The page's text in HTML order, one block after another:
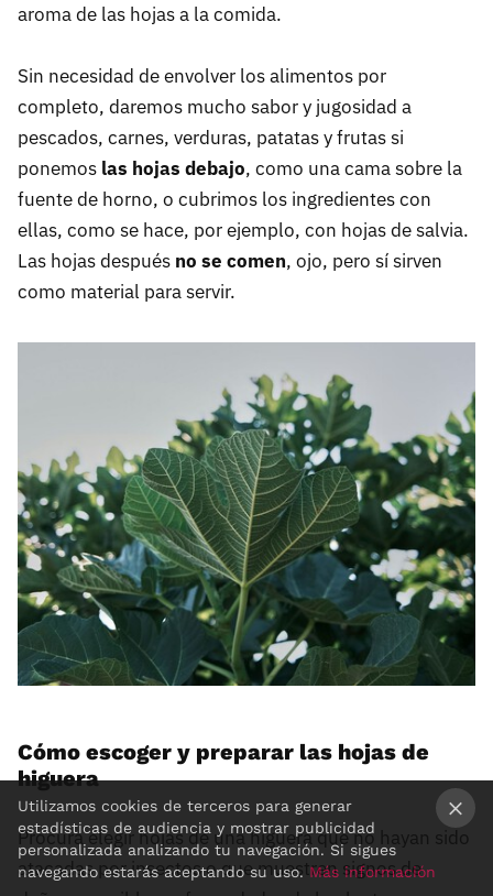
aroma de las hojas a la comida.
Sin necesidad de envolver los alimentos por
completo, daremos mucho sabor y jugosidad a
pescados, carnes, verduras, patatas y frutas si
ponemos las hojas debajo, como una cama sobre la
fuente de horno, o cubrimos los ingredientes con
ellas, como se hace, por ejemplo, con hojas de salvia.
Las hojas después no se comen, ojo, pero sí sirven
como material para servir.
Cómo escoger y preparar las hojas de
higuera
Procura elegir hojas de una higuera que no hayan sido
atacadas por insectos o que muestren signos de
×
Utilizamos cookies de terceros para generar
estadísticas de audiencia y mostrar publicidad
personalizada analizando tu navegación. Si sigues
navegando estarás aceptando su uso.Más información